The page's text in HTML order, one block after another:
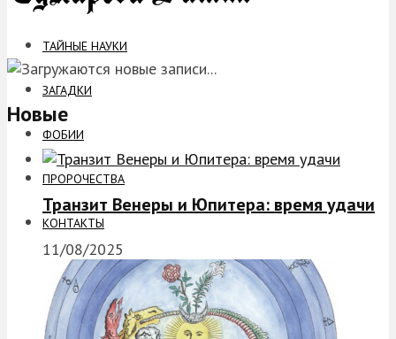
ТАЙНЫЕ НАУКИ
ЗАГАДКИ
ФОБИИ
ПРОРОЧЕСТВА
КОНТАКТЫ
Новые
Транзит Венеры и Юпитера: время удачи
11/08/2025